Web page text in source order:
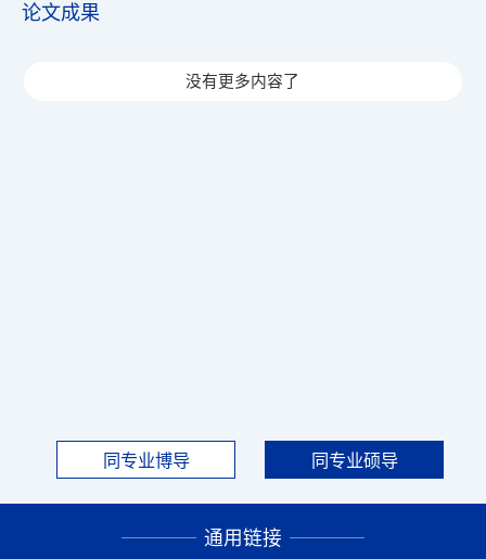
论文成果
没有更多内容了
同专业博导 同专业硕导
通用链接